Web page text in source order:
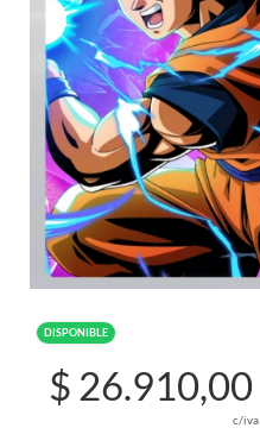
DISPONIBLE
$ 26.910,00
c/iva